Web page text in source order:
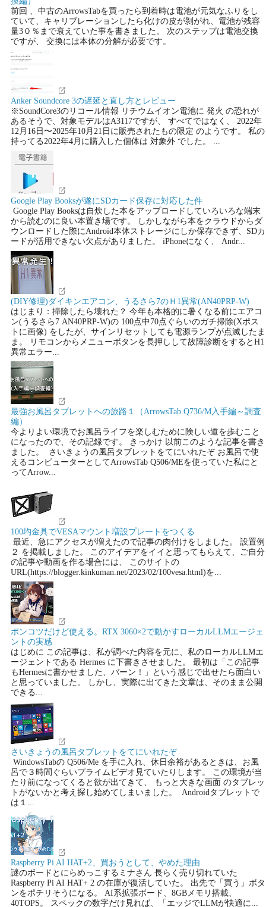
前回 、中古のArrowsTabを買ったら到着時は電池が元気なふりをし
ていて、キャリブレーションしたら化けの皮が剝がれ、電池が残容
量3０％まで衰えていた事を書きました。 次のステップは電池交換
ですが、 交換には本体の分解が必要です。
Anker Soundcore 3の遅延と直し方とレビュー
※SoundCore3のリコール情報 リチウムイオン電池に 発火 の恐れが
あるそうで、対象モデルはA3117ですが、 すべてではなく、 2022年
12月16日〜2025年10月21日に販売されたもの限定 のようです。 私の
持ってる2022年4月に購入した個体は 対象外 でした。 ...
Google Play Booksが遂にSDカード保存に対応した件
Google Play Booksは自炊した本をアップロードしていろいろな端末
から読むのに良い本置き場です。 しかしながら本をクラウドからダ
ウンロードした際にAndroid本体ストレージにしか保存できず、SDカ
ードが活用できない欠点がありました。 iPhoneになく、 Andr...
(DIY修理)ダイキンエアコン、うるさら7のＨ1異常(AN40PRP-W)
はじまり：掃除したら壊れた？ 今年も本格的に暑くなる前にエアコ
ン(うるさら7 AN40PRP-W)の 100点中70点ぐらいのガチ掃除(Xポス
トに画像) をしたが、サインリセットしても電源ランプが点滅したま
ま。 リモコンからメニューボタンを長押しして故障診断をするとH1
異常エラー...
最強お風呂タブレットへの旅路１（ArrowsTab Q736/M入手編～調査
編）
今よりよい環境でお風呂ライフを楽しむために険しい道を歩むこと
になったので、その記録です。 きっかけ 以前このような記事を書き
ました。 さいきょうの風呂タブレットをてにいれたぞ お風呂で使
えるコンピューターとしてArrowsTab Q506/MEを使っていた私にと
ってArrow...
100均金具でVESAマウント増設プレートをつくる
最近、急にアクセスが増えたので記事の肉付けをしました。 設置例
２ を掲載しました。 このアイデアをイイと思ってもらえて、ご自分
の記事や動画を作る場合には、 このサイトの
URL(https://blogger.kinkuman.net/2023/02/100vesa.html)を...
ポンコツだけど使える。RTX 3060×2で動かすローカルLLMエージェ
ントの実感
はじめに この記事は、私が調べた内容を元に、私のローカルLLMエ
ージェントである Hermes に下書きさせました。 最初は「この記事
もHermesに書かせました、バーン！」という感じで出せたら面白い
と思っていました。 しかし、実際に出てきた文章は、そのまま公開
できる...
さいきょうの風呂タブレットをてにいれたぞ
WindowsTabの Q506/Me を手に入れ、休日余裕があるときは、お風
呂で３時間ぐらいプライムビデオ見ていたりします。 この環境が当
たり前になってくると欲が出てきて、 もっと大きな画面 のタブレッ
トがないかと考え探し始めてしまいました。 Androidタブレットで
は１...
Raspberry Pi AI HAT+2、買おうとして、やめた理由
謎のボードとにらめっこするミナさん 長らく売り切れていた
Raspberry Pi AI HAT+ 2 の在庫が復活していた。 出先で「買う」ボタ
ンをポチリそうになる。 AI系拡張ボード、8GBメモリ搭載、
40TOPS。 スペックの数字だけ見れば、「エッジでLLMが快適に...